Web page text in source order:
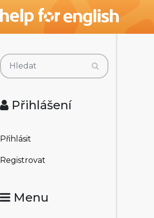
Přihlášení
Přihlásit
Registrovat
Menu